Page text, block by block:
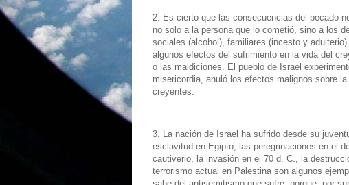
2. Es cierto que las consecuencias del pecado
no solo a la persona que lo cometió, sino a los
sociales (alcohol), familiares (incesto y
algunos efectos del sufrimiento en la vida del
o las maldiciones. El pueblo de Israel
misericordia, anuló los efectos malignos sobre
creyentes.
3. La nación de Israel ha sufrido desde su
esclavitud en Egipto, las peregrinaciones en el
cautiverio, la invasión en el 70 d. C., la
terrorismo actual en Palestina son algunos